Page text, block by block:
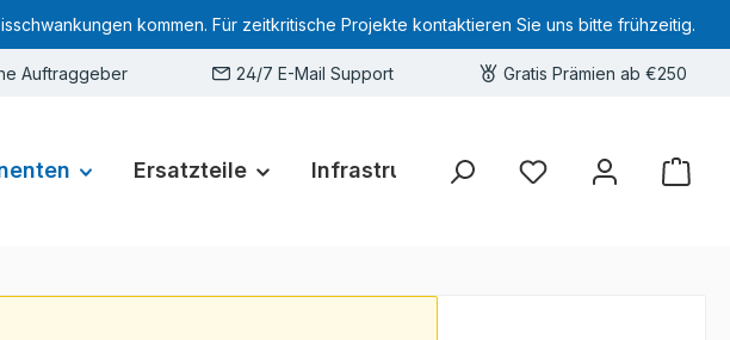
kommen. Für zeitkritische Projekte kontaktieren Sie uns bitte frühzeitig.
Auftraggeber 24/7 E-Mail Support Gratis Prämien ab €250
Ersatzteile Infrastruktur Hardware-Deals
Sie haben 0 Produkte